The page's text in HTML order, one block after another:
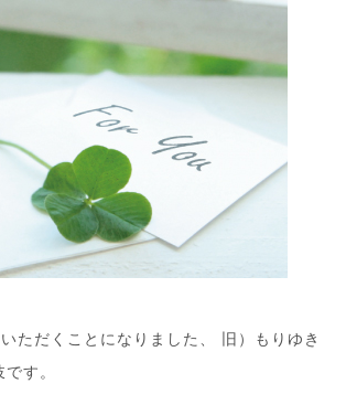
ただくことになりました、 旧）もりゆき
す。